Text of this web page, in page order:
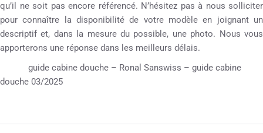
qu’il ne soit pas encore référencé. N’hésitez pas à nous solliciter
pour connaître la disponibilité de votre modèle en joignant un
descriptif et, dans la mesure du possible, une photo. Nous vous
apporterons une réponse dans les meilleurs délais.
guide cabine douche – Ronal Sanswiss – guide cabine
douche 03/2025